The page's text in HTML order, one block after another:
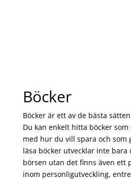
Böcker
Böcker är ett av de bästa
Du kan enkelt hitta böcker
med hur du vill spara och som
läsa böcker utvecklar inte bara
börsen utan det finns även ett
inom personligutveckling,